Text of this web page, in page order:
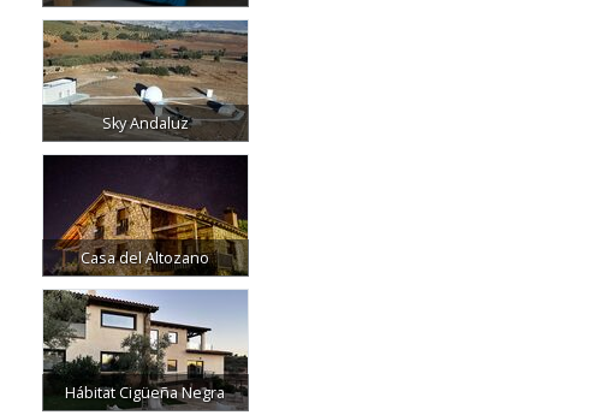
Sky Andaluz
Casa del Altozano
Hábitat Cigüeña Negra